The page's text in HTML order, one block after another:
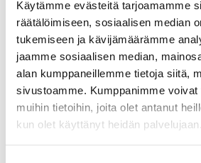
Käytämme evästeitä tarjoamamme
räätälöimiseen, sosiaalisen median
tukemiseen ja kävijämäärämme
jaamme sosiaalisen median,
alan kumppaneillemme tietoja siitä,
sivustoamme. Kumppanimme
muihin tietoihin, joita olet antanut
kun olet käyttänyt heidän palvelujaan.
kuitenkin mainiosti myös lapsille.
Metsähallituksen ylläpitämä
käpymerkein. Vehoniemen
rakennettu harjun laelle vuonna
korkeasta tornista korkeudelta
näkymä Roineelle ja
Vehoniemenharjulta etelään